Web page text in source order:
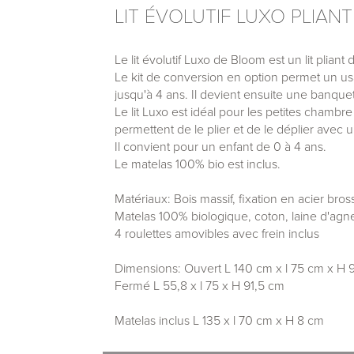
LIT ÉVOLUTIF LUXO
Le lit évolutif Luxo de Bloom est un lit pliant
Le kit de conversion en option permet un
jusqu'à 4 ans. Il devient ensuite une
Le lit Luxo est idéal pour les petites
permettent de le plier et de le déplier avec
Il convient pour un enfant de 0 à 4 ans.
Le matelas 100% bio est inclus.
Matériaux: Bois massif, fixation en acier
Matelas 100% biologique, coton, laine
4 roulettes amovibles avec frein inclus
Dimensions: Ouvert L 140 cm x l 75 cm x H
Fermé L 55,8 x l 75 x H 91,5 cm
Matelas inclus L 135 x l 70 cm x H 8 cm